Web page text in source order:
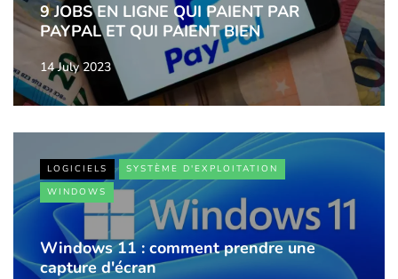
9 JOBS EN LIGNE QUI PAIENT PAR
PAYPAL ET QUI PAIENT BIEN
14 July 2023
LOGICIELS
SYSTÈME D'EXPLOITATION
WINDOWS
Windows 11 : comment prendre une
capture d'écran